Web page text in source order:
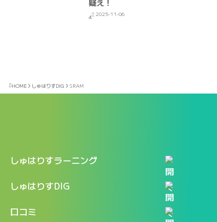
4 2025-11-06
HOME しゅはりすDIG SRAM
しゅはりすラーニング
特長
料金
しゅはりすDIG
記事一覧
口コミ